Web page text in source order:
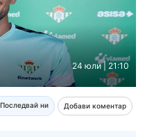
24 юли | 21:10
Последвай ни Добави коментар